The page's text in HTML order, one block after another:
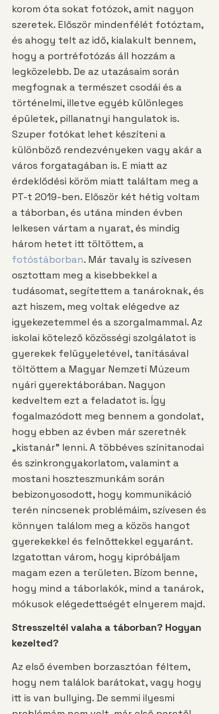
korom óta sokat fotózok, amit nagyon
szeretek. Először mindenfélét fotóztam,
és ahogy telt az idő, kialakult bennem,
hogy a portréfotózás áll hozzám a
legközelebb. De az utazásaim során
megfognak a természet csodái és a
történelmi, illetve egyéb különleges
épületek, pillanatnyi hangulatok is.
Szuper fotókat lehet készíteni a
különböző rendezvényeken vagy akár a
város forgatagában is. E miatt az
érdeklődési köröm miatt találtam meg a
PT-t 2019-ben. Először két hétig voltam
a táborban, és utána minden évben
lelkesen vártam a nyarat, és mindig
három hetet itt töltöttem, a
fotóstáborban. Már tavaly is szívesen
osztottam meg a kisebbekkel a
tudásomat, segítettem a tanároknak, és
azt hiszem, meg voltak elégedve az
igyekezetemmel és a szorgalmammal. Az
iskolai kötelező közösségi szolgálatot is
gyerekek felügyeletével, tanításával
töltöttem a Magyar Nemzeti Múzeum
nyári gyerektáborában. Nagyon
kedveltem ezt a feladatot is. Így
fogalmazódott meg bennem a gondolat,
hogy ebben az évben már szeretnék
„kistanár” lenni. A többéves színitanodai
és szinkrongyakorlatom, valamint a
mostani hoszteszmunkám során
bebizonyosodott, hogy kommunikáció
terén nincsenek problémáim, szívesen és
könnyen találom meg a közös hangot
gyerekekkel és felnőttekkel egyaránt.
Izgatottan várom, hogy kipróbáljam
magam ezen a területen. Bízom benne,
hogy mind a táborlakók, mind a tanárok,
mókusok elégedettségét elnyerem majd.
Stresszeltél valaha a táborban? Hogyan
kezelted?
Az első évemben borzasztóan féltem,
hogy nem találok barátokat, vagy hogy
itt is van bullying. De semmi ilyesmi